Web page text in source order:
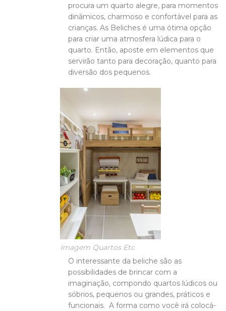
procura um quarto alegre, para momentos
dinâmicos, charmoso e confortável para as
crianças. As Beliches é uma ótima opção
para criar uma atmosfera lúdica para o
quarto. Então, aposte em elementos que
servirão tanto para decoração, quanto para
diversão dos pequenos.
Imagem Quartos Etc
O interessante da beliche são as
possibilidades de brincar com a
imaginação, compondo quartos lúdicos ou
sóbrios, pequenos ou grandes, práticos e
funcionais. A forma como você irá colocá-